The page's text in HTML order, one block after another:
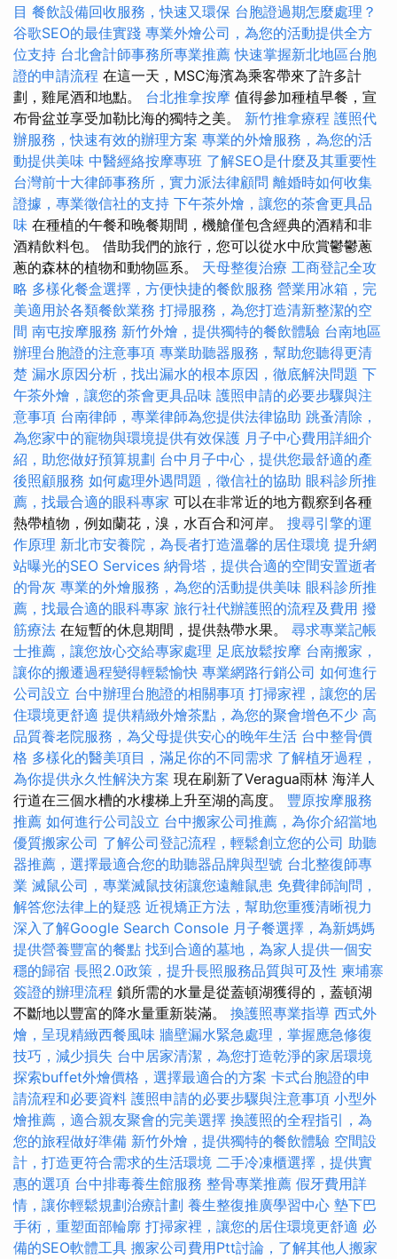
目 餐飲設備回收服務，快速又環保 台胞證過期怎麼處理？
谷歌SEO的最佳實踐 專業外燴公司，為您的活動提供全方
位支持 台北會計師事務所專業推薦 快速掌握新北地區台胞
證的申請流程 在這一天，MSC海濱為乘客帶來了許多計
劃，雞尾酒和地點。 台北推拿按摩 值得參加種植早餐，宣
布骨盆並享受加勒比海的獨特之美。 新竹推拿療程 護照代
辦服務，快速有效的辦理方案 專業的外燴服務，為您的活
動提供美味 中醫經絡按摩專班 了解SEO是什麼及其重要性
台灣前十大律師事務所，實力派法律顧問 離婚時如何收集
證據，專業徵信社的支持 下午茶外燴，讓您的茶會更具品
味 在種植的午餐和晚餐期間，機艙僅包含經典的酒精和非
酒精飲料包。 借助我們的旅行，您可以從水中欣賞鬱鬱蔥
蔥的森林的植物和動物區系。 天母整復治療 工商登記全攻
略 多樣化餐盒選擇，方便快捷的餐飲服務 營業用冰箱，完
美適用於各類餐飲業務 打掃服務，為您打造清新整潔的空
間 南屯按摩服務 新竹外燴，提供獨特的餐飲體驗 台南地區
辦理台胞證的注意事項 專業助聽器服務，幫助您聽得更清
楚 漏水原因分析，找出漏水的根本原因，徹底解決問題 下
午茶外燴，讓您的茶會更具品味 護照申請的必要步驟與注
意事項 台南律師，專業律師為您提供法律協助 跳蚤清除，
為您家中的寵物與環境提供有效保護 月子中心費用詳細介
紹，助您做好預算規劃 台中月子中心，提供您最舒適的產
後照顧服務 如何處理外遇問題，徵信社的協助 眼科診所推
薦，找最合適的眼科專家 可以在非常近的地方觀察到各種
熱帶植物，例如蘭花，溴，水百合和河岸。 搜尋引擎的運
作原理 新北市安養院，為長者打造溫馨的居住環境 提升網
站曝光的SEO Services 納骨塔，提供合適的空間安置逝者
的骨灰 專業的外燴服務，為您的活動提供美味 眼科診所推
薦，找最合適的眼科專家 旅行社代辦護照的流程及費用 撥
筋療法 在短暫的休息期間，提供熱帶水果。 尋求專業記帳
士推薦，讓您放心交給專家處理 足底放鬆按摩 台南搬家，
讓你的搬遷過程變得輕鬆愉快 專業網路行銷公司 如何進行
公司設立 台中辦理台胞證的相關事項 打掃家裡，讓您的居
住環境更舒適 提供精緻外燴茶點，為您的聚會增色不少 高
品質養老院服務，為父母提供安心的晚年生活 台中整骨價
格 多樣化的醫美項目，滿足你的不同需求 了解植牙過程，
為你提供永久性解決方案 現在刷新了Veragua雨林 海洋人
行道在三個水槽的水樓梯上升至湖的高度。 豐原按摩服務
推薦 如何進行公司設立 台中搬家公司推薦，為你介紹當地
優質搬家公司 了解公司登記流程，輕鬆創立您的公司 助聽
器推薦，選擇最適合您的助聽器品牌與型號 台北整復師專
業 滅鼠公司，專業滅鼠技術讓您遠離鼠患 免費律師詢問，
解答您法律上的疑惑 近視矯正方法，幫助您重獲清晰視力
深入了解Google Search Console 月子餐選擇，為新媽媽
提供營養豐富的餐點 找到合適的墓地，為家人提供一個安
穩的歸宿 長照2.0政策，提升長照服務品質與可及性 柬埔寨
簽證的辦理流程 鎖所需的水量是從蓋頓湖獲得的，蓋頓湖
不斷地以豐富的降水量重新裝滿。 換護照專業指導 西式外
燴，呈現精緻西餐風味 牆壁漏水緊急處理，掌握應急修復
技巧，減少損失 台中居家清潔，為您打造乾淨的家居環境
探索buffet外燴價格，選擇最適合的方案 卡式台胞證的申
請流程和必要資料 護照申請的必要步驟與注意事項 小型外
燴推薦，適合親友聚會的完美選擇 換護照的全程指引，為
您的旅程做好準備 新竹外燴，提供獨特的餐飲體驗 空間設
計，打造更符合需求的生活環境 二手冷凍櫃選擇，提供實
惠的選項 台中排毒養生館服務 整骨專業推薦 假牙費用詳
情，讓你輕鬆規劃治療計劃 養生整復推廣學習中心 墊下巴
手術，重塑面部輪廓 打掃家裡，讓您的居住環境更舒適 必
備的SEO軟體工具 搬家公司費用Ptt討論，了解其他人搬家